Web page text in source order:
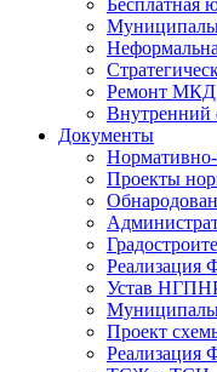
Бесплатная
Ремонт МКД
Внутренний
Документы
Проекты
Реализация
Устав
Проект
Реализация